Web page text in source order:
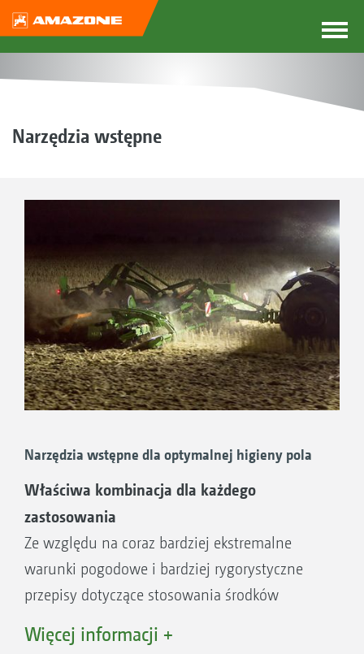
Narzędzia wstępne
Narzędzia wstępne dla optymalnej higieny pola
Właściwa kombinacja dla każdego
zastosowania
Ze względu na coraz bardziej ekstremalne
warunki pogodowe i bardziej rygorystyczne
przepisy dotyczące stosowania środków
zarządzania uprawami roślin ulegają ciągłym
Więcej informacji +